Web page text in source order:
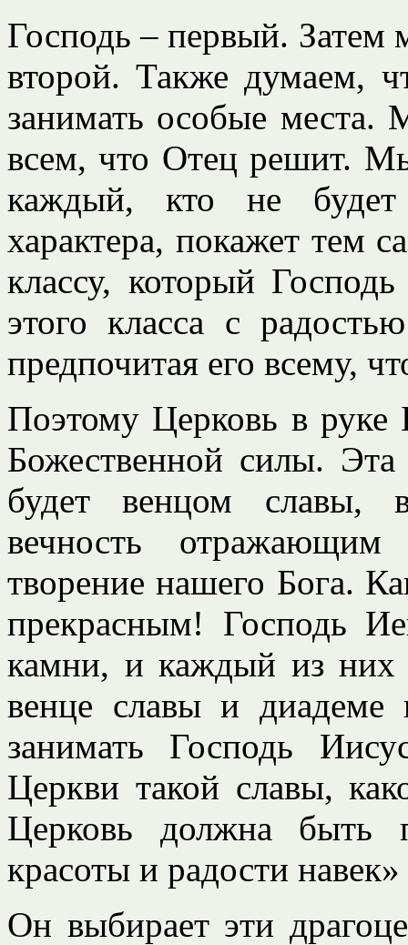
Господь – первый. Затем
второй. Также думаем,
занимать особые
всем, что Отец решит.
каждый, кто не будет
характера, покажет тем
классу, который
этого класса с
предпочитая его всему,
Поэтому Церковь в руке
Божественной силы.
будет венцом славы,
вечность
творение нашего Бога.
прекрасным! Господь
камни, и каждый из них
венце славы и диадеме
занимать Господь
Церкви такой славы,
Церковь должна быть
красоты и радости
Он выбирает эти